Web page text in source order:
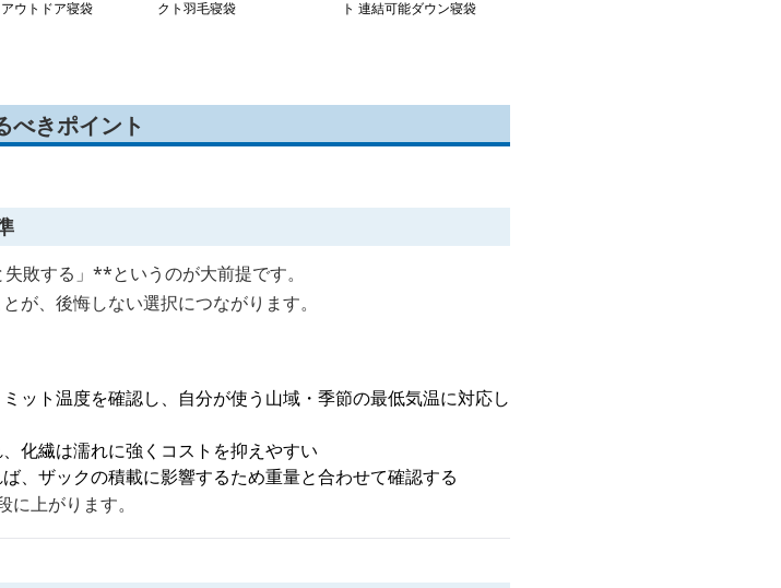
ウトドア寝袋
クト羽毛寝袋
ト 連結可能ダウン寝袋
べきポイント
敗する」**というのが大前提です。
が、後悔しない選択につながります。
ット温度を確認し、自分が使う山域・季節の最低気温に対応し
化繊は濡れに強くコストを抑えやすい
、ザックの積載に影響するため重量と合わせて確認する
上がります。